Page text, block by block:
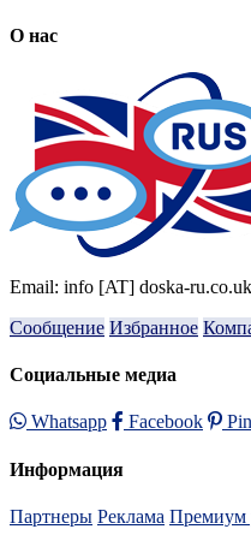
О нас
Email: info [AT] doska-ru.co.uk
Сообщение Избранное
Социальные медиа
Whatsapp Facebook
Информация
Партнеры Реклама Премиум